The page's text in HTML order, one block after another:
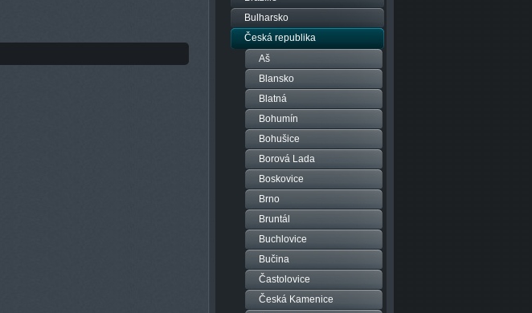
Bulharsko
Česká republika
Aš
Blansko
Blatná
Bohumín
Bohušice
Borová Lada
Boskovice
Brno
Bruntál
Buchlovice
Bučina
Častolovice
Česká Kamenice